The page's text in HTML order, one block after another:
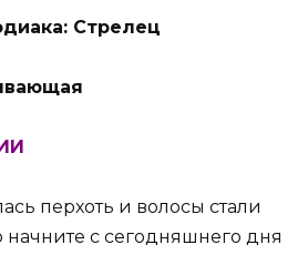
Стрелец
перхоть и волосы стали
начните с сегодняшнего дня